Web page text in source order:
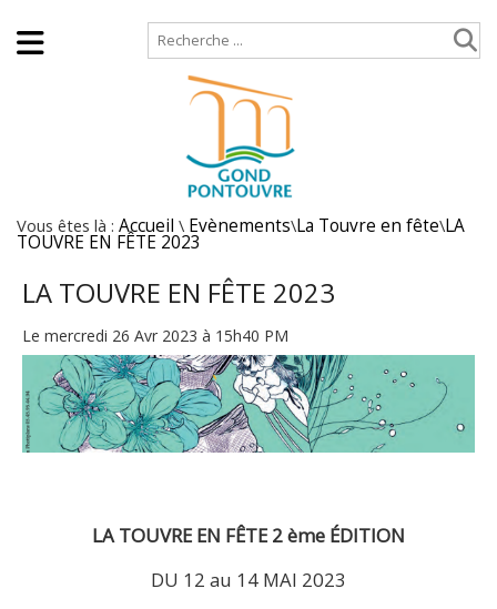
Vous êtes là : Accueil \ Evènements\La Touvre en fête\LA
TOUVRE EN FÊTE 2023
LA TOUVRE EN FÊTE 2023
Le mercredi 26 Avr 2023 à 15h40 PM
LA TOUVRE EN FÊTE 2 ème ÉDITION
DU 12 au 14 MAI 2023